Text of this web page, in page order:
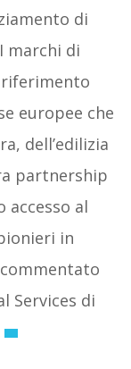
di
marchi di
europee che
dell’edilizia
partnership
al
in
Services di